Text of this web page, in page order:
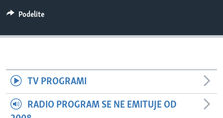
Podelite
TV PROGRAMI
RADIO PROGRAM SE NE EMITUJE OD